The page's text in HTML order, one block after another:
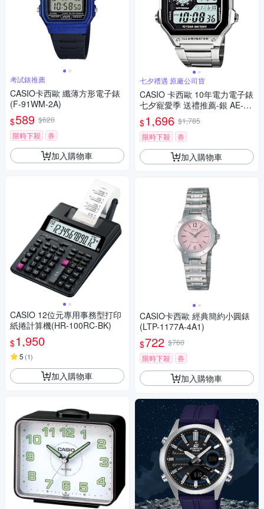
考試錶推薦
CASIO卡西歐 纖薄方形電子錶
(F-91WM-2A)
$589 $620
限時下殺
券
加入購物車
CASIO 12位元專用事務型打印
紙捲計算機(HR-100RC-BK)
$1,950
5 (1)
加入購物車
七夕禮遇 原廠公司貨
CASIO 卡西歐 10年電力電子錶
七夕寵愛季 送禮推薦-銀 AE-12
00WHD-1A
$1,696 $1,785
限時下殺
券
加入購物車
CASIO卡西歐 經典簡約小圓錶
(LTP-1177A-4A1)
$722 $760
限時下殺
券
加入購物車